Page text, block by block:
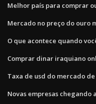
Melhor país para comprar
Mercado no preço do ouro
O que acontece quando
Comprar dinar iraquiano
Taxa de usd do mercado de
Novas empresas chegando